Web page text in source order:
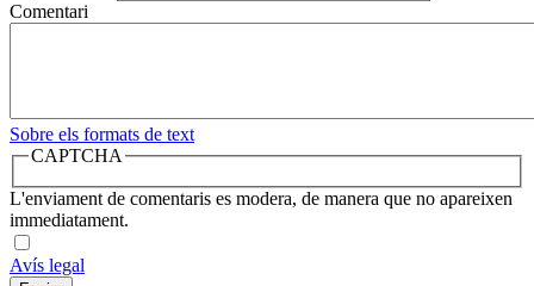
Comentari
Sobre els formats de text
CAPTCHA
L'enviament de comentaris es modera, de manera que no apareixen
immediatament.
Avís legal